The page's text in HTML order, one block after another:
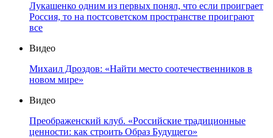
Лукашенко одним из первых понял, что если проиграет
Россия, то на постсоветском пространстве проиграют
все
Видео
Михаил Дроздов: «Найти место соотечественников в
новом мире»
Видео
Преображенский клуб. «Российские традиционные
ценности: как строить Образ Будущего»